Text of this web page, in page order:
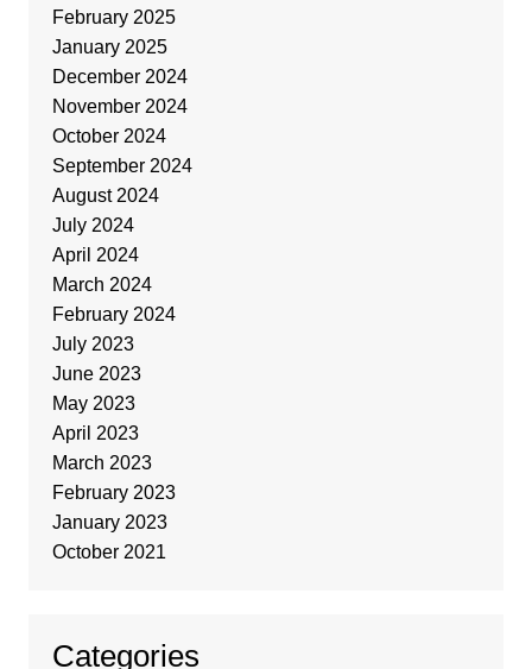
February 2025
January 2025
December 2024
November 2024
October 2024
September 2024
August 2024
July 2024
April 2024
March 2024
February 2024
July 2023
June 2023
May 2023
April 2023
March 2023
February 2023
January 2023
October 2021
Categories